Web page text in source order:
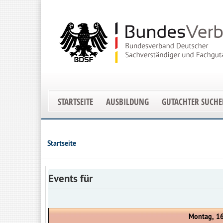
STARTSEITE AUSBILDUNG GUTACHTER
Startseite
Events für
Montag,